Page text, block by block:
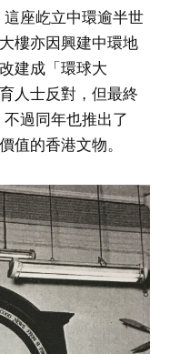
座屹立中環逾半世
樓亦因興建中環地
建成「環球大
人士反對，但最終
過同年也推出了
值的香港文物。